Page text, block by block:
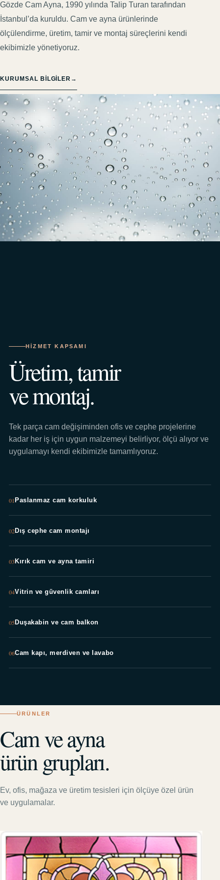
Gözde Cam Ayna, 1990 yılında Talip Turan tarafından
İstanbul’da kuruldu. Cam ve ayna ürünlerinde
ölçülendirme, üretim, tamir ve montaj süreçlerini kendi
ekibimizle yönetiyoruz.
KURUMSAL BILGILER →
HIZMET KAPSAMI
Üretim, tamir
ve montaj.
Tek parça cam değişiminden ofis ve cephe projelerine
kadar her iş için uygun malzemeyi belirliyor, ölçü alıyor ve
uygulamayı kendi ekibimizle tamamlıyoruz.
01Paslanmaz cam korkuluk
02Dış cephe cam montajı
03Kırık cam ve ayna tamiri
04Vitrin ve güvenlik camları
05Duşakabin ve cam balkon
06Cam kapı, merdiven ve lavabo
ÜRÜNLER
Cam ve ayna
ürün grupları.
Ev, ofis, mağaza ve üretim tesisleri için ölçüye özel ürün
ve uygulamalar.